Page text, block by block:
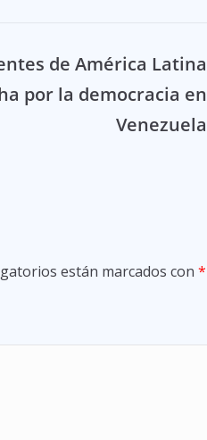
de América Latina
por la democracia en
Venezuela
están marcados con *